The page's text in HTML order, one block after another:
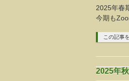
2025年春
今期も
この記事
2025年